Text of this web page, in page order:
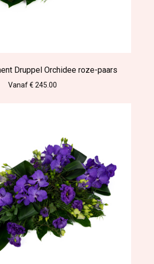
Druppel Orchidee roze-paars
Vanaf € 245.00